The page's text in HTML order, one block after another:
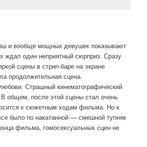
и вообще мощных девушек показывают
ждал один неприятный сюрприз. Сразу
сцены в стрип-баре на экране
продолжительная сцена
Страшный кинематографический
общем, после этой сцены стал очень
к сюжетным ходам фильма. Но к
было по накатанной — смешной тупняк
фильма, гомосексуальных сцен не